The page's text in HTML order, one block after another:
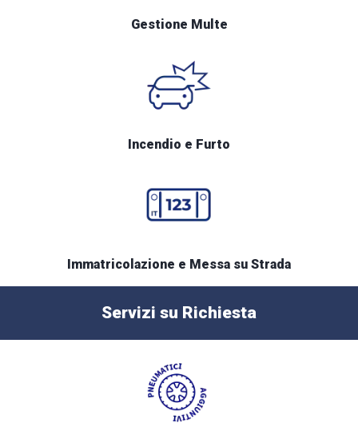
Gestione Multe
Incendio e Furto
Immatricolazione e Messa su Strada
Servizi su Richiesta